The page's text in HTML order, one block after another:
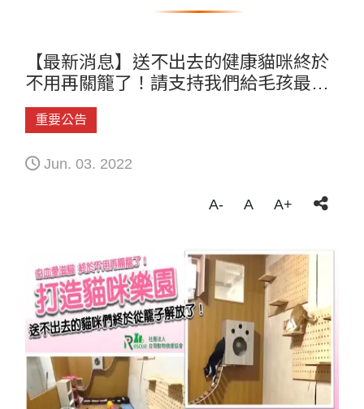
【最新消息】送不出去的健康貓咪終於
不用再關籠了！請支持我們給毛孩最好
的照顧！ 籌備已久的台南分會，今天開
始啟用其中一個房間啦！
重要公告
Jun. 03. 2022
A- A A+